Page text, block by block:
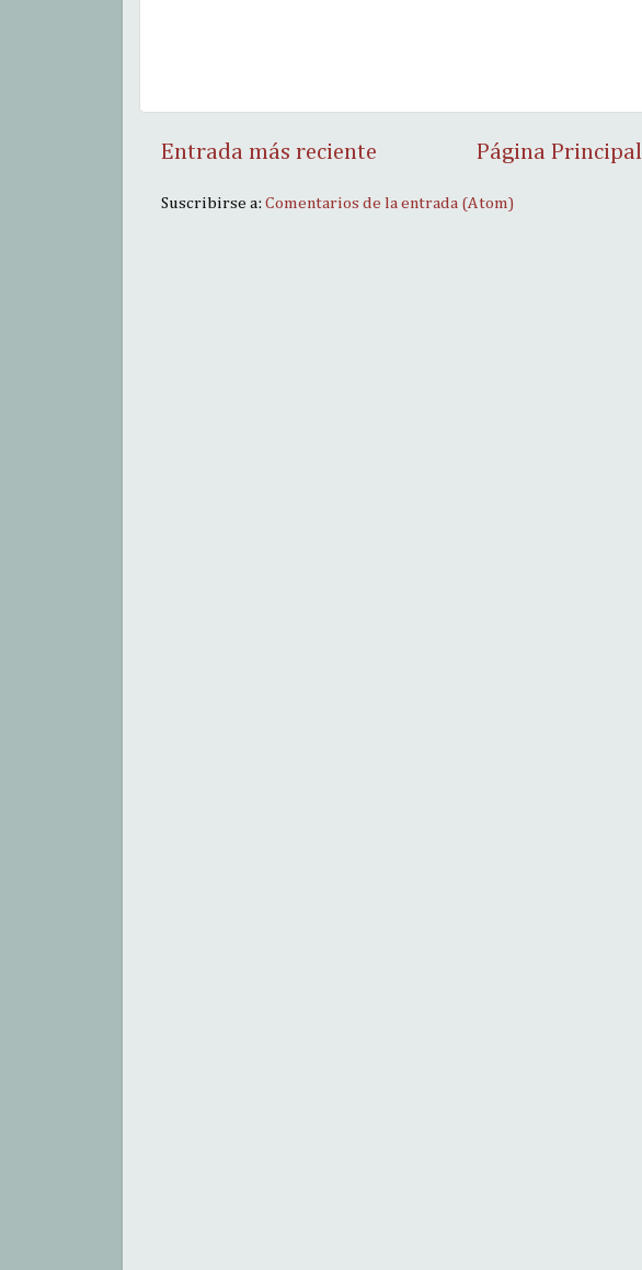
Entrada más reciente Página Principal
Suscribirse a: Comentarios de la entrada (Atom)